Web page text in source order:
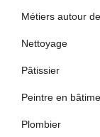
Métiers autour
Nettoyage
Pâtissier
Peintre en
Plombier